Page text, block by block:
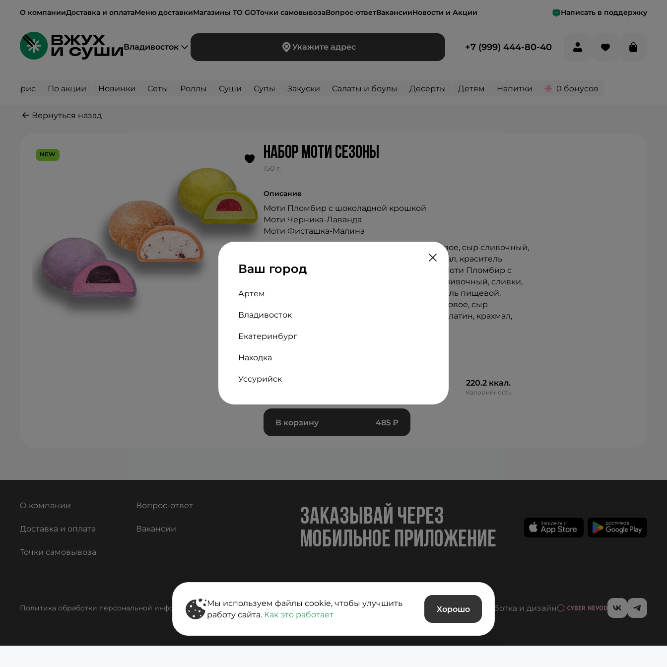
О компанииДоставка и оплатаМеню доставкиМагазины TO GOТочки самовывозаВопрос-ответВакансииНовости и Акции Написать в поддержку
Владивосток
Ваш город
Артем
Владивосток
Екатеринбург
Находка
Уссурийск
Укажите адрес +7 (999) 444-80-40
Сторис По акции Новинки Сеты Роллы Суши Супы Закуски Салаты и боулы Десерты Детям Напитки 0 бонусов
Вернуться назад
NEW набор моти сезоны
150 г.
Описание
Моти Пломбир с шоколадной крошкой
Моти Черника-Лаванда
Моти Фисташка-Малина
Состав:Моти Фисташка-Малина (тесто рисовое, сыр сливочный,
сливки, сахар, пюре малина, желатин, крахмал, краситель
пищевой, малина с\м, фисташковая паста), Моти Пломбир с
шоколадной крошкой (тесто рисовое, сыр сливочный, сливки,
ванильный сахар, желатин, крахмал, краситель пищевой,
шоколад), Моти Черника-Лаванда (тесто рисовое, сыр
сливочный, сливки, сахар, пюре черника, желатин, крахмал,
Масса нетто: 3шт/50/50/50 г
12.79 г. 220.2 ккал.
Калорийность
В корзину 485 ₽
О компании Вопрос-ответ
Доставка и оплата Вакансии
Точки самовывоза
заказывай через
мобильное приложение
Политика обработки персональной информацииПолитика использования Cookies Разработка и дизайн
Мы используем файлы cookie, чтобы улучшить
работу сайта. Как это работает
Хорошо